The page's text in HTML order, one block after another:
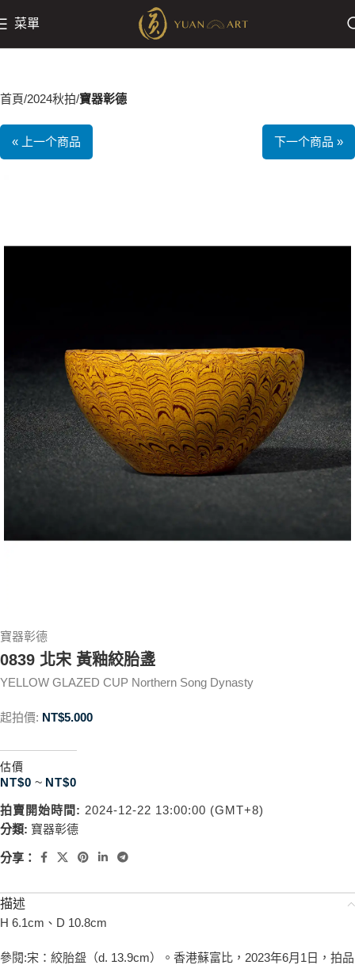
菜單
首頁 2024秋拍 寶器彰德
« 上一个商品 下一个商品 »
寶器彰德
0839 北宋 黃釉絞胎盞
YELLOW GLAZED CUP Northern Song Dynasty
起拍價: NT$5.000
估價
NT$0 ~ NT$0
拍賣開始時間: 2024-12-22 13:00:00 (GMT+8)
分類: 寶器彰德
分享：
描述
H 6.1cm、D 10.8cm
參閱:宋：絞胎盌（d. 13.9cm）。香港蘇富比，2023年6月1日，拍品